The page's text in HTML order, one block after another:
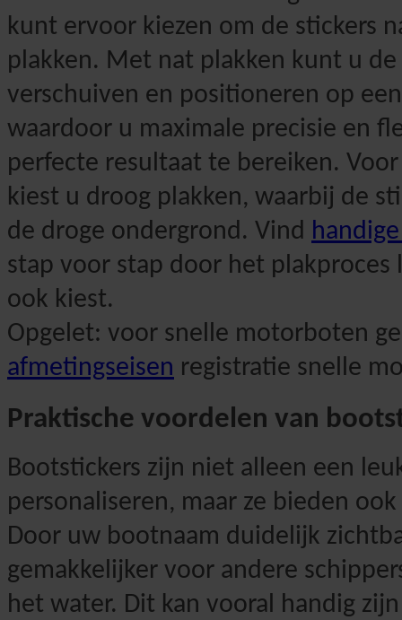
kunt ervoor kiezen om de stickers
plakken. Met nat plakken kunt u
verschuiven en positioneren op
waardoor u maximale precisie en
perfecte resultaat te bereiken.
kiest u droog plakken, waarbij de
de droge ondergrond. Vind
stap voor stap door het
ook kiest.
Opgelet: voor snelle motorboten
afmetingseisen registratie snelle
Praktische voordelen van
Bootstickers zijn niet alleen een
personaliseren, maar ze bieden
Door uw bootnaam duidelijk
gemakkelijker voor andere
het water. Dit kan vooral handig